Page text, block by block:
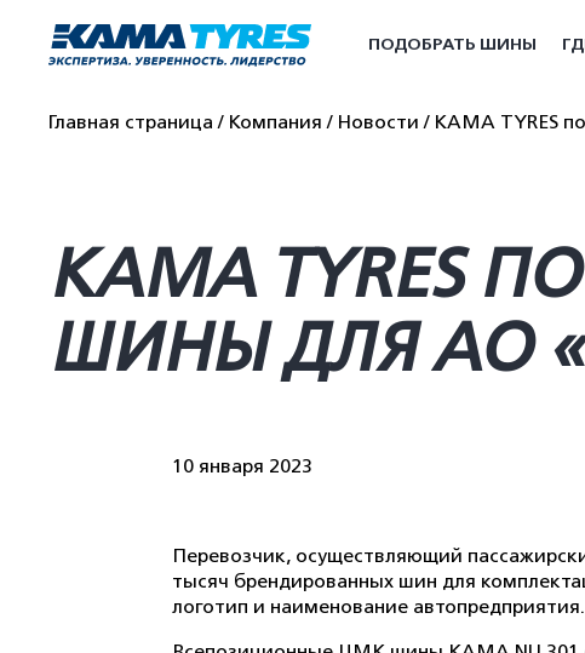
ПОДОБРАТЬ ШИНЫ
Главная страница Компания Новости KAMA TYRES
KAMA TYRES
ШИНЫ ДЛЯ АО
10 января 2023
Перевозчик, осуществляющий
тысяч брендированных шин для
логотип и наименование автопредприятия.